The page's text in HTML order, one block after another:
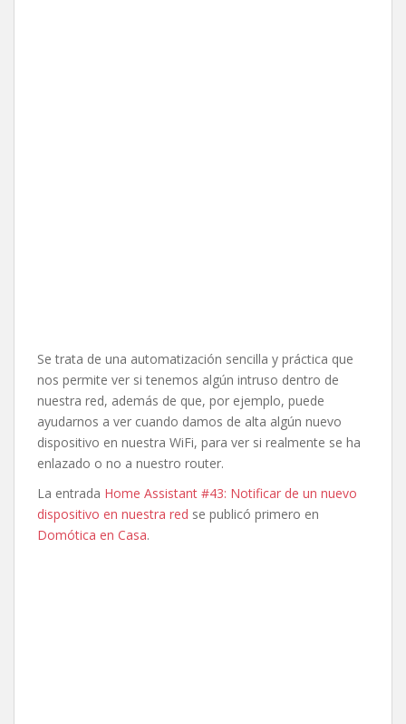
Se trata de una automatización sencilla y práctica que
nos permite ver si tenemos algún intruso dentro de
nuestra red, además de que, por ejemplo, puede
ayudarnos a ver cuando damos de alta algún nuevo
dispositivo en nuestra WiFi, para ver si realmente se ha
enlazado o no a nuestro router.
La entrada Home Assistant #43: Notificar de un nuevo
dispositivo en nuestra red se publicó primero en
Domótica en Casa.